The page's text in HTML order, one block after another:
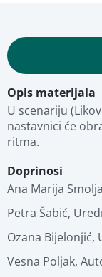
Dodajte u
Dodajte u
Pregled
Obrazovni i
Fotografije
Stručna ocjena
Povezani
Opis materijala
U scenariju
nastavnici će
ritma.
Doprinosi
Ana Marija
Petra Šabić,
Ozana Bijelonjić,
Vesna Poljak,